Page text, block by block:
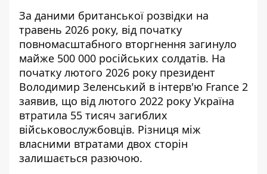
За даними британської розвідки на
травень 2026 року, від початку
повномасштабного вторгнення загинуло
майже 500 000 російських солдатів. На
початку лютого 2026 року президент
Володимир Зеленський в інтерв'ю France 2
заявив, що від лютого 2022 року Україна
втратила 55 тисяч загиблих
військовослужбовців. Різниця між
власними втратами двох сторін
залишається разючою.